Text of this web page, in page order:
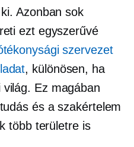
Azonban sok
ezt egyszerűvé
szervezet
, különösen, ha
Ez magában
és a szakértelem
több területre is